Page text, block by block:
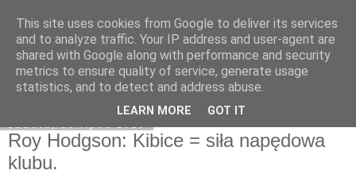
Zawisza1946.pl
Roy Hodgson: Kibice = siła napędowa
klubu.
This site uses cookies from Google to deliver its services
and to analyze traffic. Your IP address and user-agent are
shared with Google along with performance and security
metrics to ensure quality of service, generate usage
statistics, and to detect and address abuse.
LEARN MORE GOT IT